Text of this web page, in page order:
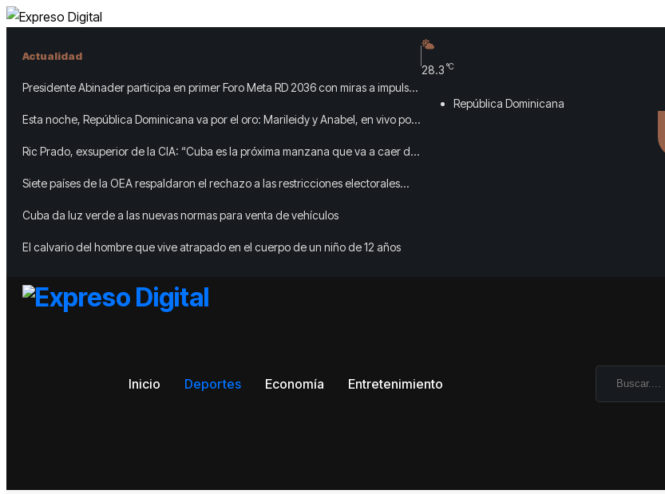
Actualidad
Presidente Abinader participa en primer Foro Meta RD 2036 con miras a impulsar
Esta noche, República Dominicana va por el oro: Marileidy y Anabel, en vivo por
Ric Prado, exsuperior de la CIA: “Cuba es la próxima manzana que va a caer del
Siete países de la OEA respaldaron el rechazo a las restricciones electorales
Cuba da luz verde a las nuevas normas para venta de vehículos
El calvario del hombre que vive atrapado en el cuerpo de un niño de 12 años
28.3 °C
República Dominicana
Inicio Deportes Economía Entretenimiento